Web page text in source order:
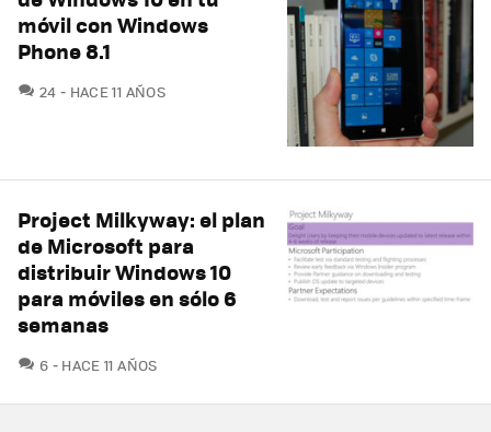
móvil con Windows
Phone 8.1
24 COMENTARIOS
HACE 11 AÑOS
Project Milkyway: el plan
de Microsoft para
distribuir Windows 10
para móviles en sólo 6
semanas
6 COMENTARIOS
HACE 11 AÑOS